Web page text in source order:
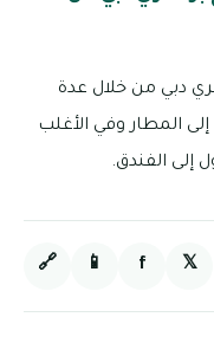
دبي من خلال عدة
المطار وفي الأغلب
𝕏
f
📱
🔗